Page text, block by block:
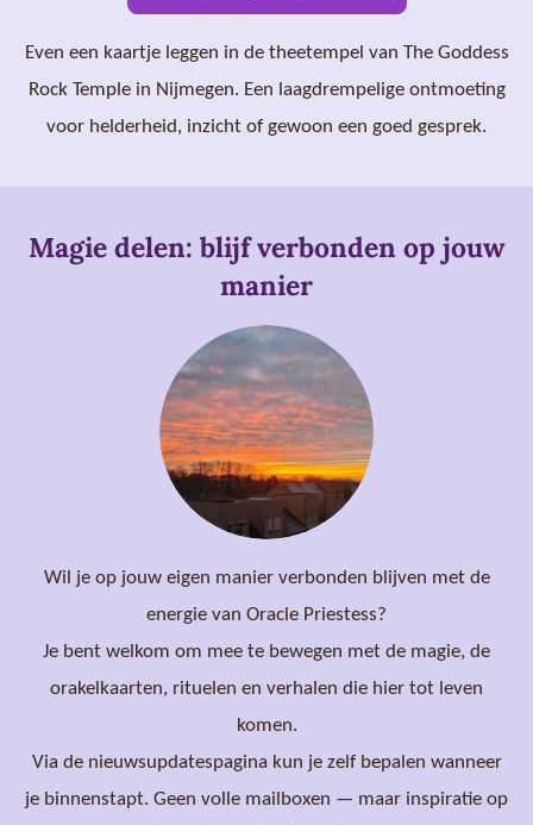
Even een kaartje leggen in de theetempel van The Goddess
Rock Temple in Nijmegen. Een laagdrempelige ontmoeting
voor helderheid, inzicht of gewoon een goed gesprek.
Magie delen: blijf verbonden op jouw
manier
Wil je op jouw eigen manier verbonden blijven met de
energie van Oracle Priestess?
Je bent welkom om mee te bewegen met de magie, de
orakelkaarten, rituelen en verhalen die hier tot leven
komen.
Via de nieuwsupdatespagina kun je zelf bepalen wanneer
je binnenstapt. Geen volle mailboxen — maar inspiratie op